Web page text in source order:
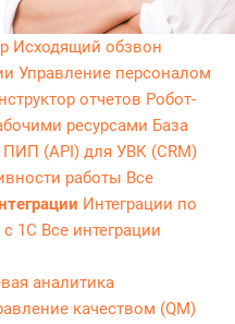
Исходящий обзвон
Управление персоналом
отчетов Робот-
ресурсами База
ПИП (API) для УВК (CRM)
работы Все
Интеграции по
с 1С Все интеграции
аналитика
качеством (QM)